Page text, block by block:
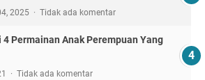
2025 Tidak ada komentar
4 Permainan Anak Perempuan Yang
Tidak ada komentar